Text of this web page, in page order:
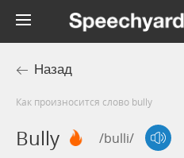
Назад
Как произносится слово bully
Bully /bulli/